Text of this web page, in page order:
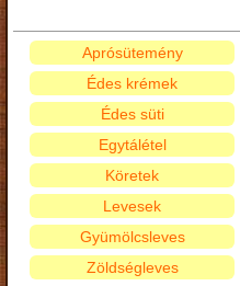
Aprósütemény
Édes krémek
Édes süti
Egytálétel
Köretek
Levesek
Gyümölcsleves
Zöldségleves